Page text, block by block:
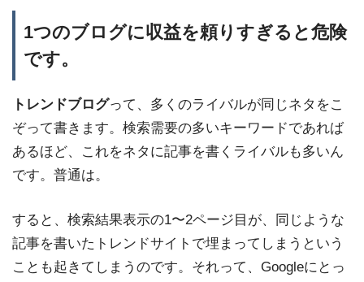
1つのブログに収益を頼りすぎると危険
です。
トレンドブログって、多くのライバルが同じネタをこ
ぞって書きます。検索需要の多いキーワードであれば
あるほど、これをネタに記事を書くライバルも多いん
です。普通は。
すると、検索結果表示の1〜2ページ目が、同じような
記事を書いたトレンドサイトで埋まってしまうという
ことも起きてしまうのです。それって、Googleにとっ